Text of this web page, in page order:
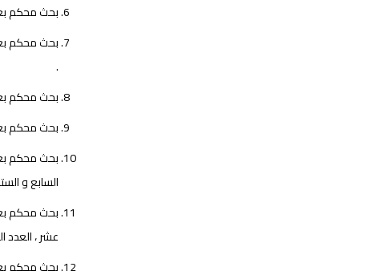
بحث محكم
.
بحث محكم
بحث محكم
السابع و
بحث محكم
عشر ، العدد